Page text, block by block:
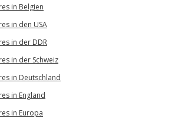
in Belgien
in den USA
in der DDR
in der Schweiz
in Deutschland
in England
in Europa